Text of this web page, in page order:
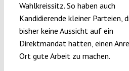
Wahlkreissitz. So haben auch
Kandidierende kleiner Parteien,
bisher keine Aussicht auf ein
Direktmandat hatten, einen
Ort gute Arbeit zu machen.